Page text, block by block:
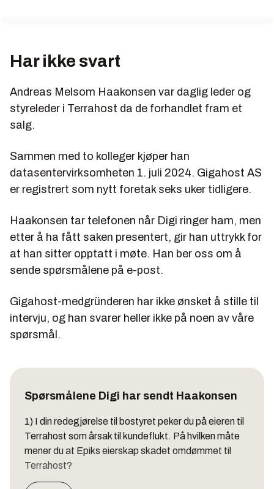
Har ikke svart
Andreas Melsom Haakonsen var daglig leder og
styreleder i Terrahost da de forhandlet fram et
salg.
Sammen med to kolleger kjøper han
datasentervirksomheten 1. juli 2024. Gigahost AS
er registrert som nytt foretak seks uker tidligere.
Haakonsen tar telefonen når Digi ringer ham, men
etter å ha fått saken presentert, gir han uttrykk for
at han sitter opptatt i møte. Han ber oss om å
sende spørsmålene på e-post.
Gigahost-medgründeren har ikke ønsket å stille til
intervju, og han svarer heller ikke på noen av våre
spørsmål.
Spørsmålene Digi har sendt Haakonsen
1) I din redegjørelse til bostyret peker du på eieren til
Terrahost som årsak til kundeflukt. På hvilken måte
mener du at Epiks eierskap skadet omdømmet til
Terrahost?